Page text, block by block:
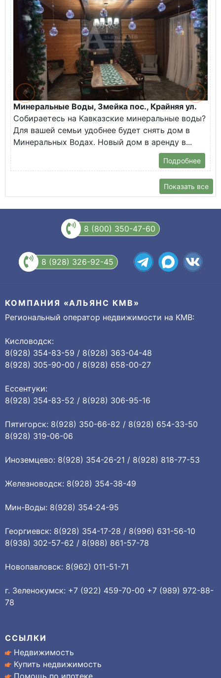
Минеральные Воды, Змейка пос., Крайняя ул.
Собираетесь на Кавказские минеральные воды?
Для вашей семьи удобнее будет снять дом в
Минеральных Водах. Новый дом в аренду в...
Подробнее
Показать все
8 (800) 350-47-60
8 (928) 326-92-45
КОМПАНИЯ «АЛЬЯНС КМВ»
Региональный оператор недвижимости на КМВ:
Кисловодск:
8(928) 354-83-59 / 8(928) 363-04-48
8(928) 305-90-00 / 8(928) 658-00-27
Ессентуки:
8(928) 354-83-52 / 8(928) 306-95-16
Пятигорск: 8(928) 350-66-82 / 8(928) 654-33-50
8(928) 319-06-06
Иноземцево: 8(928) 354-26-21 / 8(928) 818-77-53
Железноводск: 8(928) 354-38-49
Мин-Воды: 8(928) 354-24-95
Георгиевск: 8(928) 354-17-28 / 8(996) 631-56-10
8(938) 302-57-62 / 8(988) 861-57-78
Новопавловск: 8(962) 011-51-71
г. Зеленокумск: +7 (922) 459-70-00 +7 (989) 972-88-
78
ССЫЛКИ
Недвижимость
Купить недвижимость
Помощь по ипотеке